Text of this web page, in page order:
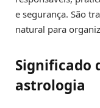
e segurança. São
natural para
Significado
astrologia